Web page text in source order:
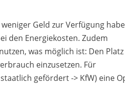
Geld zur Verfügung
den Energiekosten. Zudem
was möglich ist: Den
einzusetzen. Für
gefördert -> KfW) eine